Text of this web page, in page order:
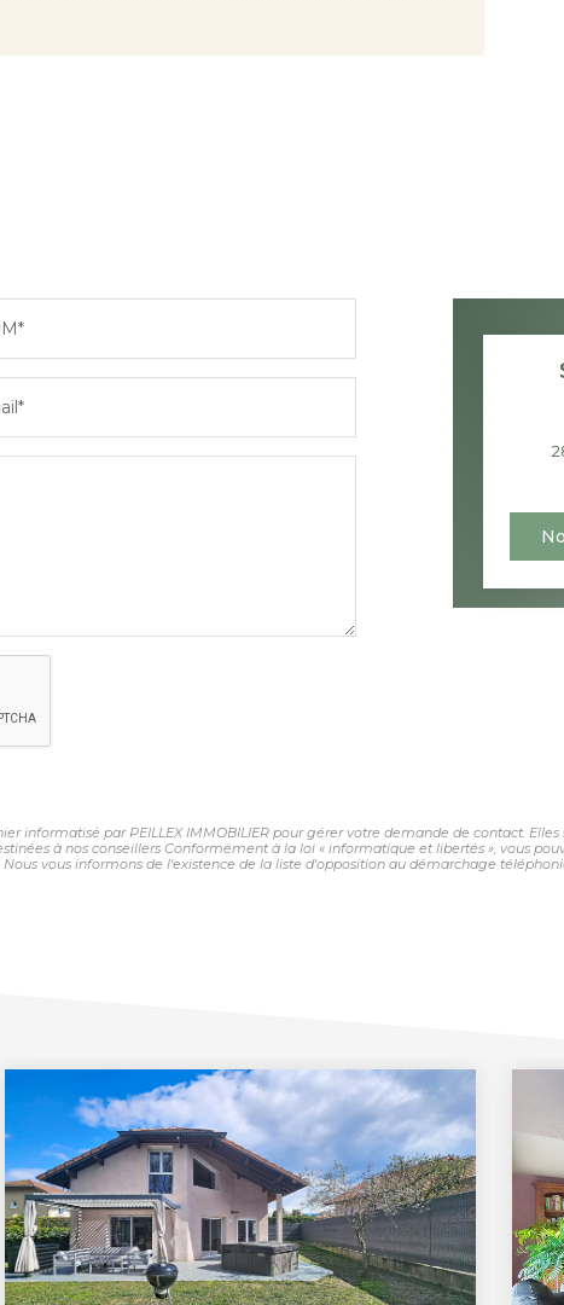
informatisé par PEILLEX IMMOBILIER pour gérer votre demande de contact.
à nos conseillers Conformément à la loi « informatique et libertés », vous
vous informons de l'existence de la liste d'opposition au démarchage